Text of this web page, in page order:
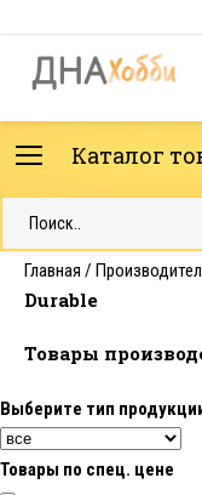
Каталог
Главная /
Durable
Товары
Выберите тип
Товары по спец. цене